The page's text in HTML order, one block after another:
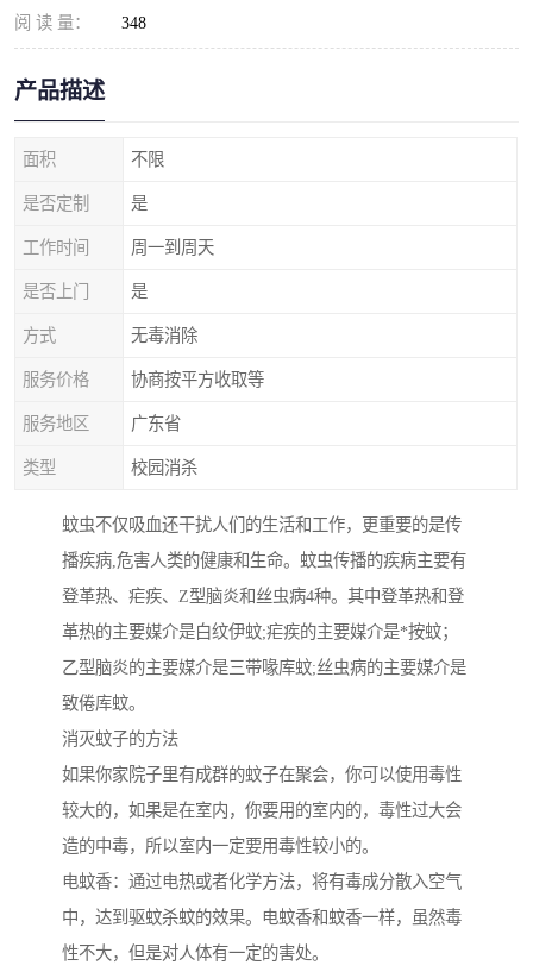
阅 读 量： 348
产品描述
面积 不限
是否定制 是
工作时间 周一到周天
是否上门 是
方式 无毒消除
服务价格 协商按平方收取等
服务地区 广东省
类型 校园消杀
蚊虫不仅吸血还干扰人们的生活和工作，更重要的是传
播疾病,危害人类的健康和生命。蚊虫传播的疾病主要有
登革热、疟疾、Z型脑炎和丝虫病4种。其中登革热和登
革热的主要媒介是白纹伊蚊;疟疾的主要媒介是*按蚊；
乙型脑炎的主要媒介是三带喙库蚊;丝虫病的主要媒介是
致倦库蚊。
消灭蚊子的方法
如果你家院子里有成群的蚊子在聚会，你可以使用毒性
较大的，如果是在室内，你要用的室内的，毒性过大会
造的中毒，所以室内一定要用毒性较小的。
电蚊香：通过电热或者化学方法，将有毒成分散入空气
中，达到驱蚊杀蚊的效果。电蚊香和蚊香一样，虽然毒
性不大，但是对人体有一定的害处。